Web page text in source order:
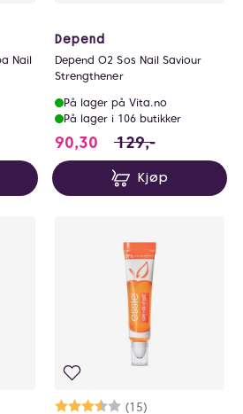
Nail
129 NOK, du sparer 38.7 NOK
Depend
Depend O2 Sos Nail Saviour
Strengthener
På lager på Vita.no
På lager i 106 butikker
90,30 90.3 i stedet for
129,-
Kjøp
Karakter:
(15)
3.9 av 5 mulige